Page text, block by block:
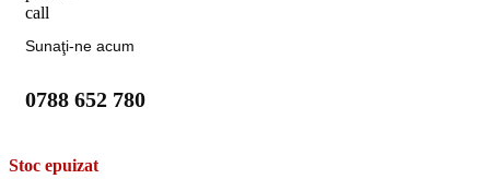
Sunaţi-ne acum
0788 652 780
Stoc epuizat